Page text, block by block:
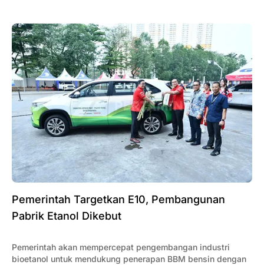
Pemerintah Targetkan E10, Pembangunan
Pabrik Etanol Dikebut
Pemerintah akan mempercepat pengembangan industri
bioetanol untuk mendukung penerapan BBM bensin dengan